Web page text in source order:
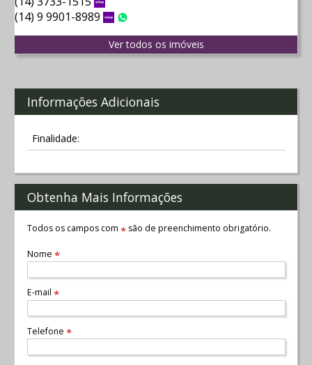
(14) 9 9901-8989 Vivo
Ver todos os imóveis
Informações Adicionais
Finalidade:
Obtenha Mais Informações
Todos os campos com *são de preenchimento obrigatório.
Nome *
E-mail *
Telefone *